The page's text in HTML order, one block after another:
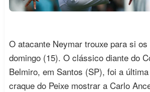
O atacante Neymar trouxe para si
domingo (15). O clássico diante do
Belmiro, em Santos (SP), foi a
craque do Peixe mostrar a Carlo